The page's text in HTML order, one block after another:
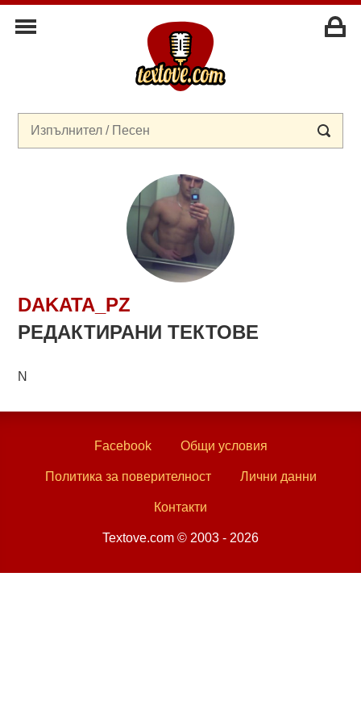
DAKATA_PZ
РЕДАКТИРАНИ ТЕКТОВЕ
N
Facebook Общи условия
Политика за поверителност Лични данни
Контакти
Textove.com © 2003 - 2026